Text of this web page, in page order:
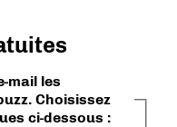
mail les
Choisissez
ci-dessous :